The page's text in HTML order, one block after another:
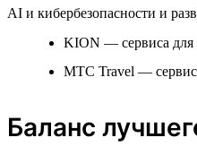
AI и кибербезопасности и
KION — сервиса для
МТС Travel —
Баланс